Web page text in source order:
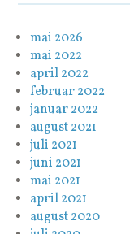
mai 2026
mai 2022
april 2022
februar 2022
januar 2022
august 2021
juli 2021
juni 2021
mai 2021
april 2021
august 2020